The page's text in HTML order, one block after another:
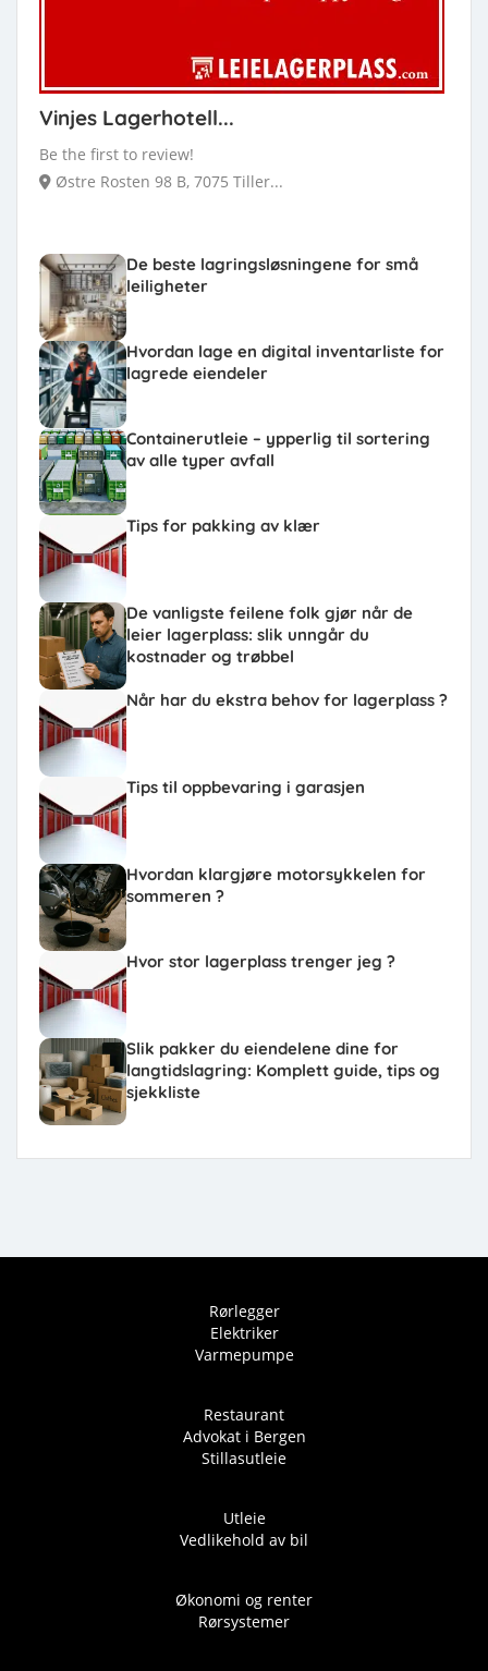
Vinjes Lagerhotell...
Be the first to review!
Østre Rosten 98 B, 7075 Tiller...
De beste lagringsløsningene for små
leiligheter
Hvordan lage en digital inventarliste for
lagrede eiendeler
Containerutleie – ypperlig til sortering
av alle typer avfall
Tips for pakking av klær
De vanligste feilene folk gjør når de
leier lagerplass: slik unngår du
kostnader og trøbbel
Når har du ekstra behov for lagerplass ?
Tips til oppbevaring i garasjen
Hvordan klargjøre motorsykkelen for
sommeren ?
Hvor stor lagerplass trenger jeg ?
Slik pakker du eiendelene dine for
langtidslagring: Komplett guide, tips og
sjekkliste
Rørlegger
Elektriker
Varmepumpe
Restaurant
Advokat i Bergen
Stillasutleie
Utleie
Vedlikehold av bil
Økonomi og renter
Rørsystemer